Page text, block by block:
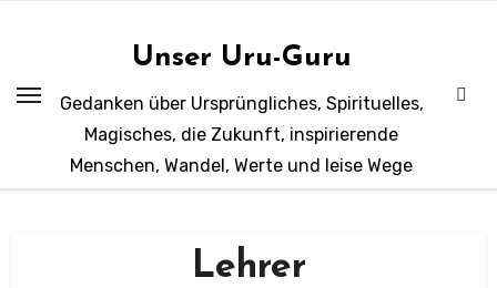
Unser Uru-Guru
Gedanken über Ursprüngliches, Spirituelles,
Magisches, die Zukunft, inspirierende
Menschen, Wandel, Werte und leise Wege
Lehrer